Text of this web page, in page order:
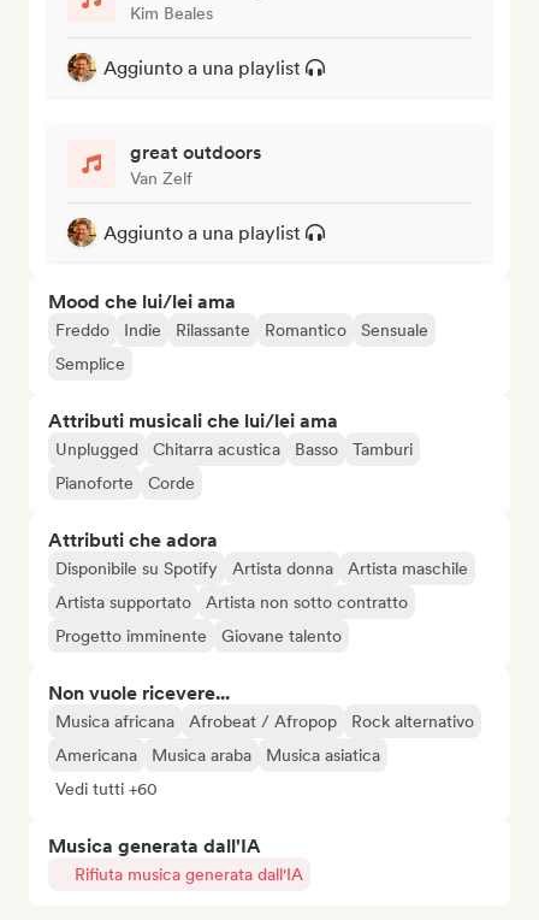
Kim Beales
Aggiunto a una playlist
great outdoors
Van Zelf
Aggiunto a una playlist
Mood che lui/lei ama
Freddo Indie Rilassante Romantico
Sensuale
Semplice
Attributi musicali che lui/lei ama
Unplugged Chitarra acustica Basso
Tamburi
Pianoforte
Corde
Attributi che adora
Disponibile su Spotify Artista donna
Artista maschile
Artista supportato
Artista non sotto contratto
Progetto imminente
Giovane talento
Non vuole ricevere...
Musica africana Afrobeat / Afropop
Rock alternativo
Americana
Musica araba
Musica asiatica
Vedi tutti +60
Musica generata dall'IA
Rifiuta musica generata dall'IA